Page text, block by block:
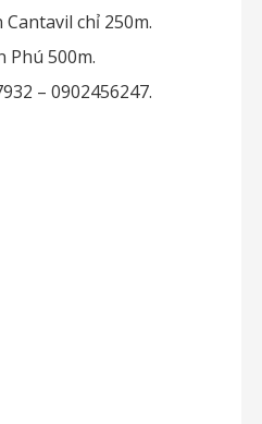
Cantavil chỉ 250m.
Phú 500m.
– 0902456247.